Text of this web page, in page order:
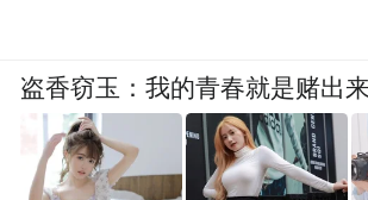
盗香窃玉：我的青春就是赌出